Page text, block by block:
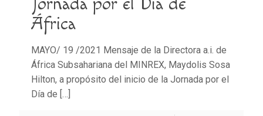
África
MAYO/ 19 /2021 Mensaje de la Directora a.i. de
África Subsahariana del MINREX, Maydolis Sosa
Hilton, a propósito del inicio de la Jornada por el
Día de […]